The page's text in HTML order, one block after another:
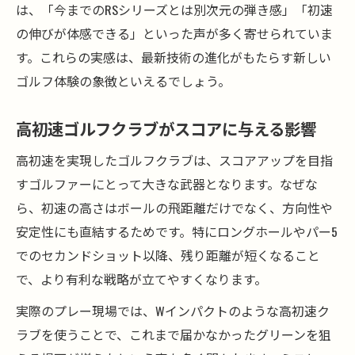
は、「今までのRSシリーズとは別次元の弾き感」「初速
の伸びが体感できる」といった声が多く寄せられていま
す。これらの実感は、最新技術の進化がもたらす新しい
ゴルフ体験の象徴といえるでしょう。
高初速ゴルフクラブがスコアに与える影響
高初速を実現したゴルフクラブは、スコアアップを目指
すゴルファーにとって大きな武器となります。なぜな
ら、初速の高さはボールの飛距離だけでなく、方向性や
安定性にも直結するためです。特にロングホールやパー5
でのセカンドショット以降、残り距離が短くなること
で、より有利な戦略が立てやすくなります。
実際のプレー現場では、Wインパクトのような高初速ク
ラブを使うことで、これまで届かなかったグリーンを狙